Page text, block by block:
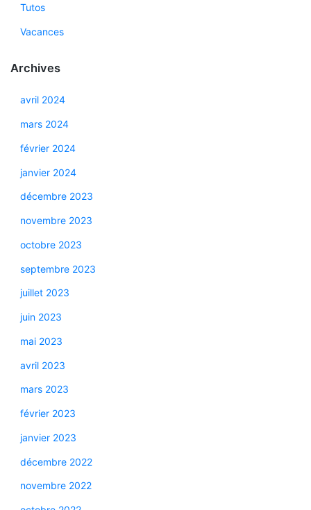
Tutos
Vacances
Archives
avril 2024
mars 2024
février 2024
janvier 2024
décembre 2023
novembre 2023
octobre 2023
septembre 2023
juillet 2023
juin 2023
mai 2023
avril 2023
mars 2023
février 2023
janvier 2023
décembre 2022
novembre 2022